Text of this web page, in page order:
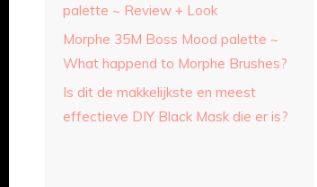
palette ~ Review + Look
Morphe 35M Boss Mood palette ~
What happend to Morphe Brushes?
Is dit de makkelijkste en meest
effectieve DIY Black Mask die er is?